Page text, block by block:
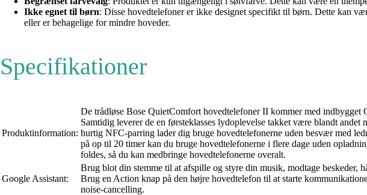
Ikke egnet til børn: Disse hovedtelefoner er ikke designet specifikt til børn. Dette kan
eller er behagelige for mindre hoveder.
Specifikationer
Produktinformation:
De trådløse Bose QuietComfort hovedtelefoner II kommer med
Samtidig leverer de en førsteklasses lydoplevelse takket være blandt
hurtig NFC-parring lader dig bruge hovedtelefonerne uden besvær med
på op til 20 timer kan du bruge hovedtelefonerne i flere dage uden
foldes, så du kan medbringe hovedtelefonerne overalt.
Google Assistant:
Brug blot din stemme til at afspille og styre din musik, modtage beskeder,
Brug en Action knap på den højre hovedtelefon til at starte
noise-cancelling.